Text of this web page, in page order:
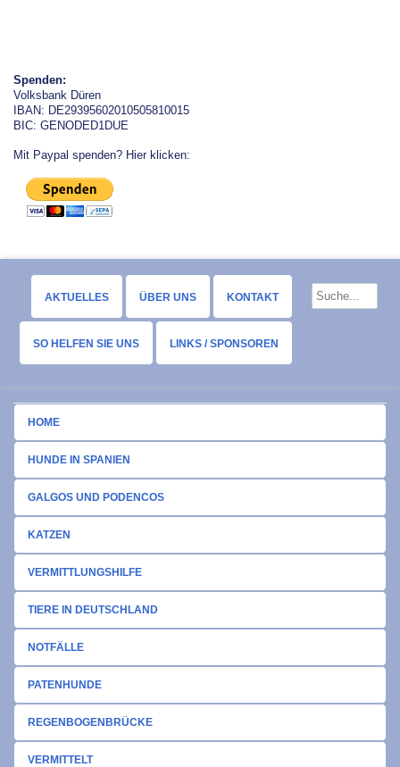
Spenden:
Volksbank Düren
IBAN: DE29395602010505810015
BIC: GENODED1DUE
Mit Paypal spenden? Hier klicken:
AKTUELLES ÜBER UNS KONTAKT
SO HELFEN SIE UNS LINKS / SPONSOREN
HOME
HUNDE IN SPANIEN
GALGOS UND PODENCOS
KATZEN
VERMITTLUNGSHILFE
TIERE IN DEUTSCHLAND
NOTFÄLLE
PATENHUNDE
REGENBOGENBRÜCKE
VERMITTELT